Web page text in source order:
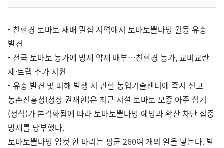
- 친환경 토마토 재배 밀집 지역에서 토마토뿔나방 월동 유충
발견
- 전국 토마토 농가에 방제 약제 배부…친환경 농가, 교미교란
제·트랩 추가 지원
- 유충 발견 및 피해 발생 시 관할 농업기술센터에 즉시 신고
농촌진흥청(청장 권재한)은 최근 시설 토마토 모종 아주 심기
(정식)가 본격화됨에 따라 토마토뿔나방 예방과 확산 차단 집중
방제를 당부했다.
토마토뿔나방 암컷 한 마리는 평균 260여 개의 알을 낳는다. 발